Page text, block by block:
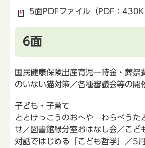
5面PDFファイル（PDF：
6面
国民健康保険出産育児一時金・葬祭
のいない猫対策／各種審議会等の開
子ども・子育て
ととけっこうのおへや わらべうた
せ／図書館緑分室おはなし会／こ
対話ではじめる「こども哲学」／5